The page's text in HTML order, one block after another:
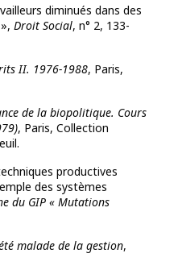
diminués dans des
Droit Social, n° 2, 133-
II. 1976-1988, Paris,
de la biopolitique. Cours
, Paris, Collection
productives
des systèmes
du GIP « Mutations
malade de la gestion,